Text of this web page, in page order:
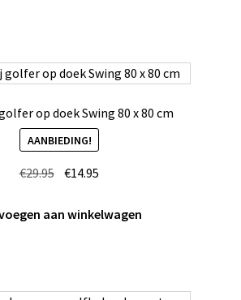
op doek Swing 80 x 80 cm
AANBIEDING!
€29.95 Oorspronkelijke
was:
€14.95
is:
aan winkelwagen